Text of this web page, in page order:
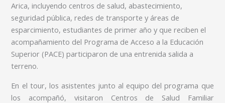
Arica, incluyendo centros de salud, abastecimiento,
seguridad pública, redes de transporte y áreas de
esparcimiento, estudiantes de primer año y que reciben el
acompañamiento del Programa de Acceso a la Educación
Superior (PACE) participaron de una entrenida salida a
terreno.
En el tour, los asistentes junto al equipo del programa que
los acompañó, visitaron Centros de Salud Familiar